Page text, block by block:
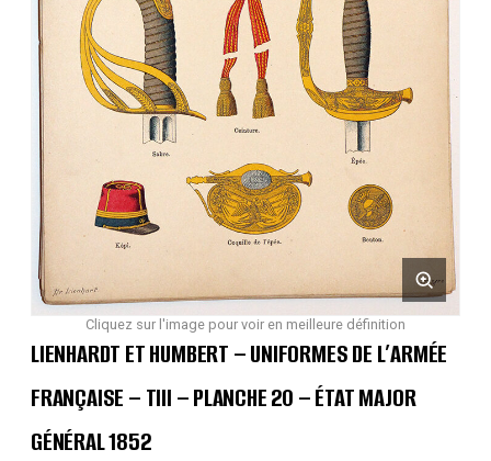
Cliquez sur l'image pour voir en meilleure définition
LIENHARDT ET HUMBERT – UNIFORMES DE L’ARMÉE
FRANÇAISE – TIII – PLANCHE 20 – ÉTAT MAJOR
GÉNÉRAL 1852